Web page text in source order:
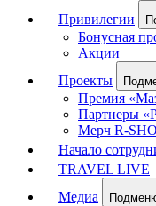
Привилегии
Бонусная
Акции
Проекты
Премия
Партнеры
Мерч R-
Начало
TRAVEL LIVE
Медиа